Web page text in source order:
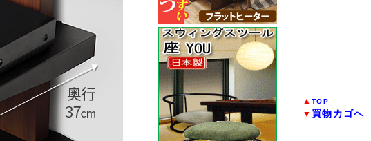
▲TOP
▼ 買物カゴへ